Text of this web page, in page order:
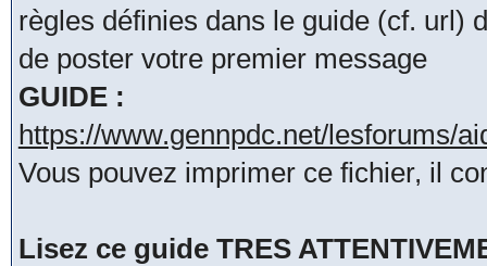
règles définies dans le guide (cf. url)
de poster votre premier message
GUIDE :
https://www.gennpdc.net/lesforums/
Vous pouvez imprimer ce fichier, il
Lisez ce guide TRES